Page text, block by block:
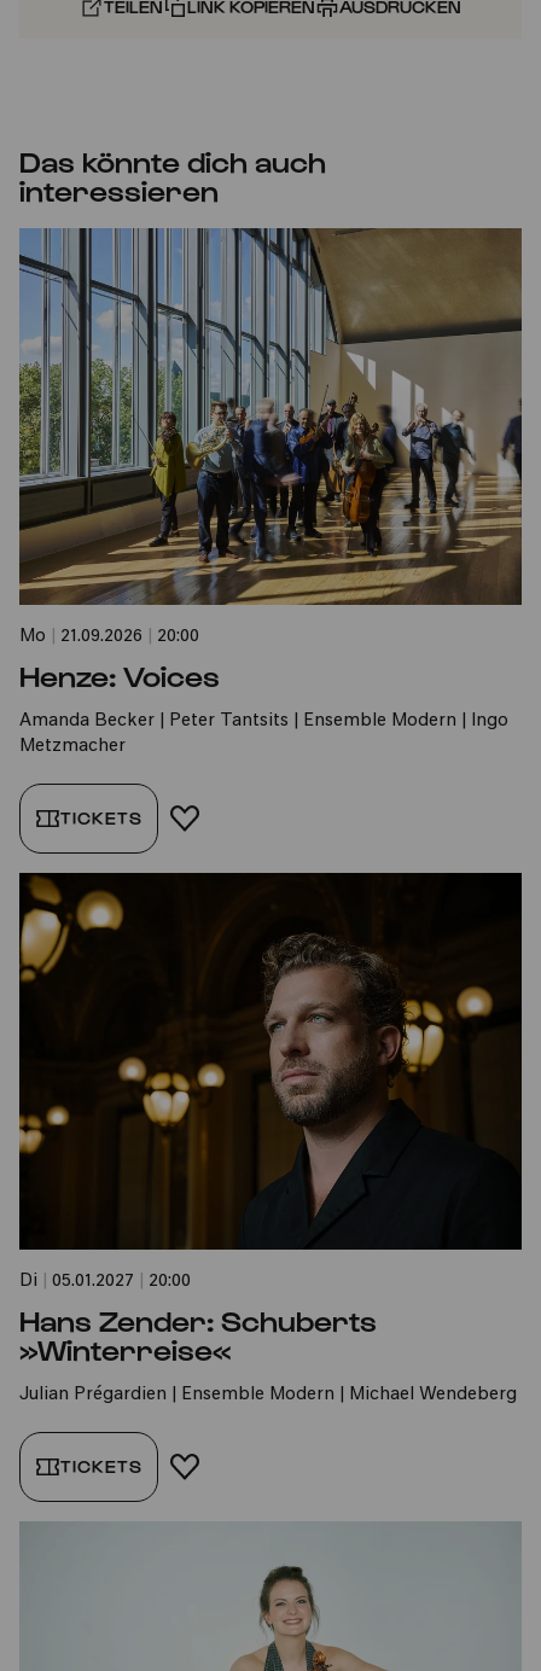
TEILEN LINK KOPIEREN AUSDRUCKEN
Das könnte dich auch
interessieren
Mo 21.09.2026 20:00
Henze: Voices
Amanda Becker | Peter Tantsits | Ensemble Modern | Ingo
Metzmacher
TICKETS FAVORIT HINZUFÜGEN
Di 05.01.2027 20:00
Hans Zender: Schuberts
»Winterreise«
Julian Prégardien | Ensemble Modern | Michael Wendeberg
TICKETS FAVORIT HINZUFÜGEN